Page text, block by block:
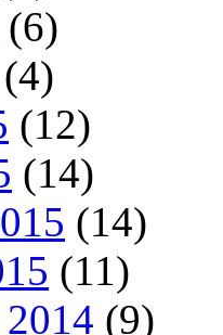
(6)
(4)
(12)
(14)
(14)
(11)
(9)